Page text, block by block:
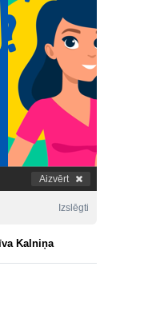
Aizvērt
Kalniņa
Izslēgti